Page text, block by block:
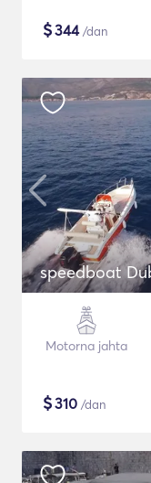
$344/dan
speedboat
Motorna jahta
$310 /dan